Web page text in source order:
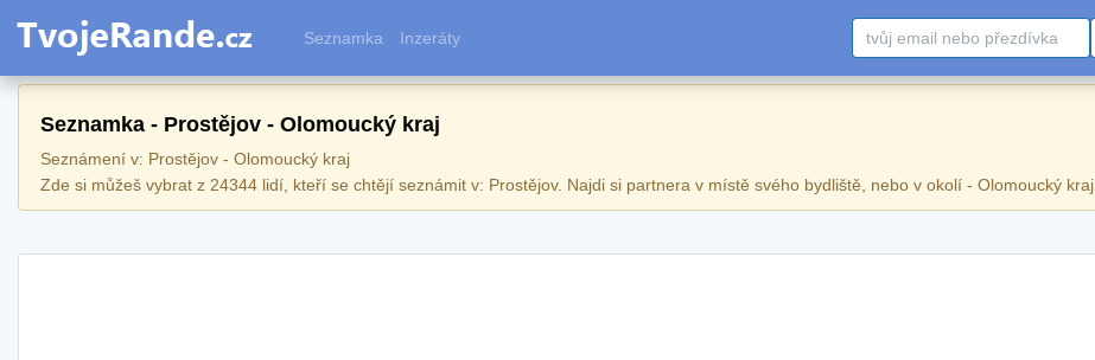
Seznamka Inzeráty
Seznamka - Prostějov - Olomoucký kraj
Seznámení v: Prostějov - Olomoucký kraj
Zde si můžeš vybrat z 24344 lidí, kteří se chtějí seznámit v: Prostějov. Najdi si partnera v místě svého bydliště, nebo v okolí - Olomoucký kraj.